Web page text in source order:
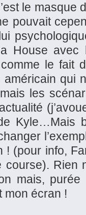
le masque
pouvait
House
le fait
qui
les
Kyle…Mais
! (pour info,
Rien
mais, purée
mon écran !